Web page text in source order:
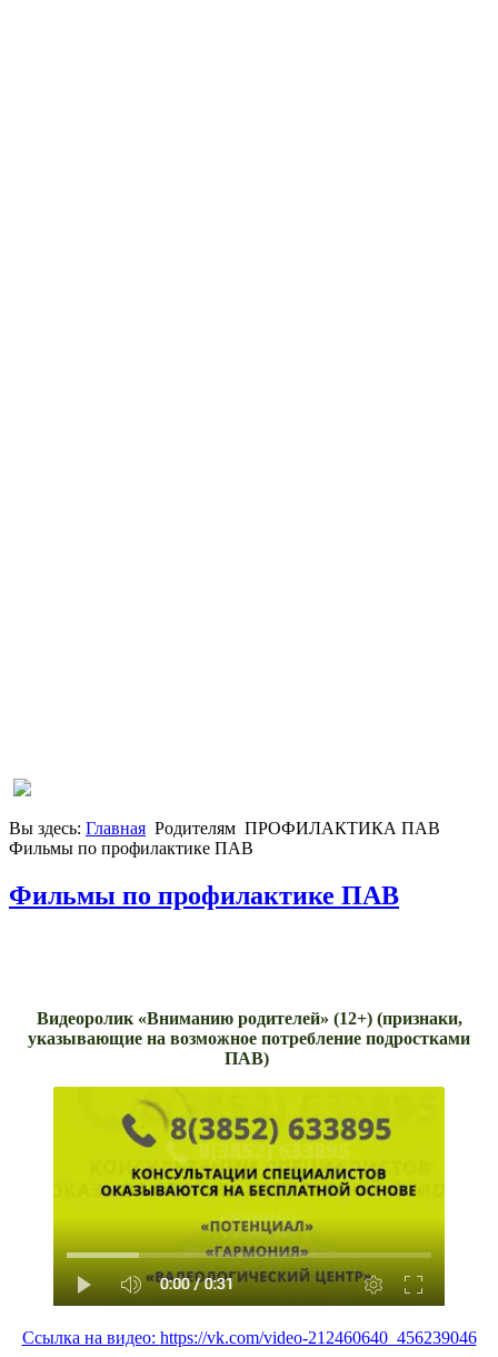
Вы здесь: Главная Родителям ПРОФИЛАКТИКА ПАВ
Фильмы по профилактике ПАВ
Фильмы по профилактике ПАВ
Видеоролик «Вниманию родителей» (12+)(признаки,
указывающие на возможное потребление подростками
ПАВ)
Ссылка на видео: https://vk.com/video-212460640_456239046